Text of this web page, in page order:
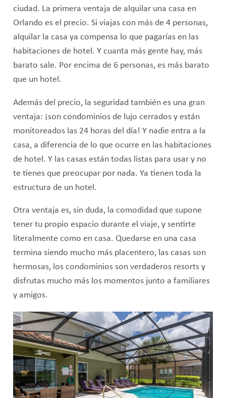
ciudad. La primera ventaja de alquilar una casa en
Orlando es el precio. Si viajas con más de 4 personas,
alquilar la casa ya compensa lo que pagarías en las
habitaciones de hotel. Y cuanta más gente hay, más
barato sale. Por encima de 6 personas, es más barato
que un hotel.
Además del precio, la seguridad también es una gran
ventaja: ¡son condominios de lujo cerrados y están
monitoreados las 24 horas del día! Y nadie entra a la
casa, a diferencia de lo que ocurre en las habitaciones
de hotel. Y las casas están todas listas para usar y no
te tienes que preocupar por nada. Ya tienen toda la
estructura de un hotel.
Otra ventaja es, sin duda, la comodidad que supone
tener tu propio espacio durante el viaje, y sentirte
literalmente como en casa. Quedarse en una casa
termina siendo mucho más placentero, las casas son
hermosas, los condominios son verdaderos resorts y
disfrutas mucho más los momentos junto a familiares
y amigos.